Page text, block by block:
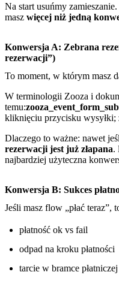
Na start usuńmy
masz więcej niż jedną
Konwersja A: Zebrana
rezerwacji”)
To moment, w którym masz
W terminologii Zooza i
temu:
kliknięciu przycisku wysyłki;
Dlaczego to ważne: nawet
rezerwacji jest już złapana.
najbardziej użyteczna
Konwersja B: Sukces
Jeśli masz flow „płać teraz”,
płatność ok vs fail
odpad na kroku płatności
tarcie w bramce płatniczej